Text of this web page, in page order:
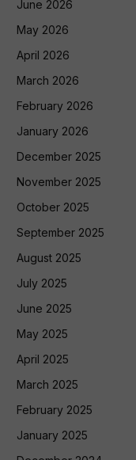
June 2026
May 2026
April 2026
March 2026
February 2026
January 2026
December 2025
November 2025
October 2025
September 2025
August 2025
July 2025
June 2025
May 2025
April 2025
March 2025
February 2025
January 2025